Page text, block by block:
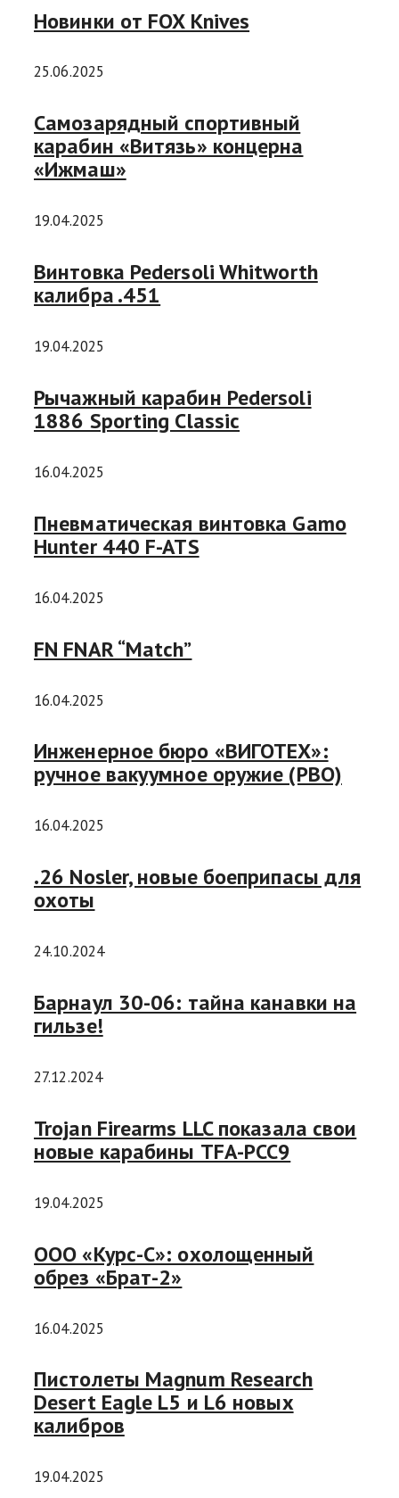
Новинки от FOX Knives
25.06.2025
Самозарядный спортивный
карабин «Витязь» концерна
«Ижмаш»
19.04.2025
Винтовка Pedersoli Whitworth
калибра .451
19.04.2025
Рычажный карабин Pedersoli
1886 Sporting Classic
16.04.2025
Пневматическая винтовка Gamo
Hunter 440 F-ATS
16.04.2025
FN FNAR “Match”
16.04.2025
Инженерное бюро «ВИГОТЕХ»:
ручное вакуумное оружие (РВО)
16.04.2025
.26 Nosler, новые боеприпасы для
охоты
24.10.2024
Барнаул 30-06: тайна канавки на
гильзе!
27.12.2024
Trojan Firearms LLC показала свои
новые карабины TFA-PCC9
19.04.2025
ООО «Курс-С»: охолощенный
обрез «Брат-2»
16.04.2025
Пистолеты Magnum Research
Desert Eagle L5 и L6 новых
калибров
19.04.2025